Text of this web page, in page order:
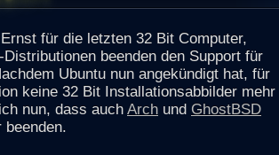
für die letzten 32 Bit Computer,
beenden den Support für
Ubuntu nun angekündigt hat, für
keine 32 Bit Installationsabbilder mehr
nun, dass auch Arch und GhostBSD
beenden.